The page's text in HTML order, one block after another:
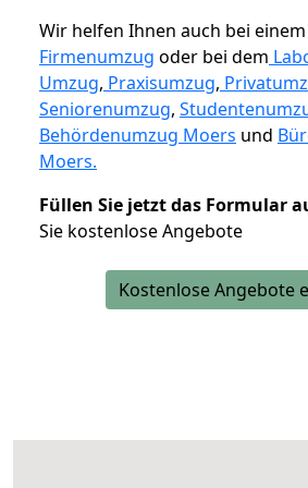
Wir helfen Ihnen auch bei
Firmenumzug oder bei dem
Umzug, Praxisumzug,
Seniorenumzug,
Behördenumzug Moers und
Moers.
Füllen Sie jetzt das Formular
Sie kostenlose Angebote
Kostenlose Angebote